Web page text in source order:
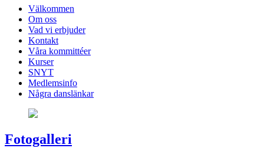
Välkommen
Om oss
Vad vi erbjuder
Kontakt
Våra kommittéer
Kurser
SNYT
Medlemsinfo
Några danslänkar
Fotogalleri